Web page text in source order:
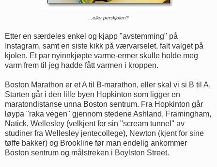
...eller perskjolen?
Etter en særdeles enkel og kjapp "avstemming" på
Instagram, samt en siste kikk på værvarselet, falt valget på
kjolen. Et par nyinnkjøpte varme-ermer skulle holde meg
varm frem til jeg hadde fått varmen i kroppen.
Boston Marathon er et A til B-marathon, eller skal vi si B til A.
Starten går i den lille byen Hopkinton som ligger en
maratondistanse unna Boston sentrum. Fra Hopkinton går
løypa "raka vegen" gjennom stedene Ashland, Framingham,
Natick, Wellesley (velkjent for sin "scream tunnel" av
studiner fra Wellesley jentecollege), Newton (kjent for sine
tøffe bakker) og Brookline før man endelig ankommer
Boston sentrum og målstreken i Boylston Street.